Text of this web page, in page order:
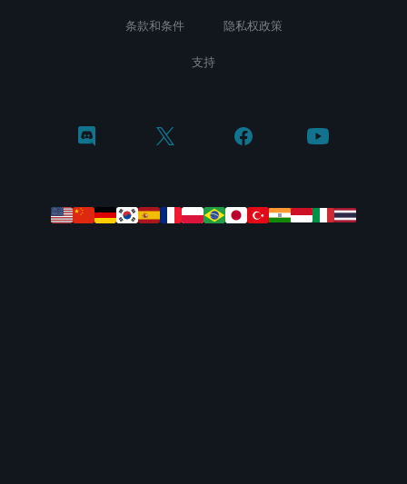
条款和条件 隐私权政策
支持